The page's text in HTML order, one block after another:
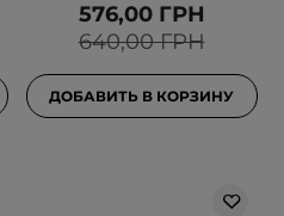
640,00 ГРН
576,00 ГРН
ДОБАВИТЬ В КОРЗИНУ